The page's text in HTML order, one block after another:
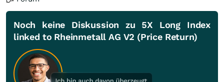
Noch keine Diskussion zu 5X Long Index
linked to Rheinmetall AG V2 (Price Return)